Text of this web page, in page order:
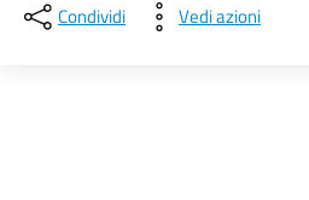
Condividi Vedi azioni